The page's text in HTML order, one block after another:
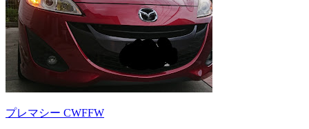
プレマシー CWFFW